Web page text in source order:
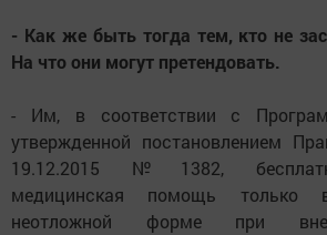
- Как же быть тогда тем, кто не
На что они могут претендовать.
- Им, в соответствии с
утвержденной постановлением
19.12.2015 №1382,
медицинская помощь только
неотложной форме при